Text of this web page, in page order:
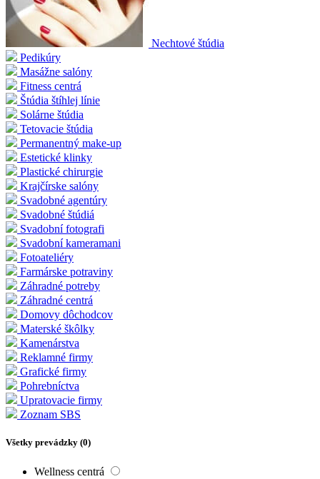
Nechtové štúdia
Pedikúry
Masážne salóny
Fitness centrá
Štúdia štíhlej línie
Solárne štúdia
Tetovacie štúdia
Permanentný make-up
Estetické klinky
Plastické chirurgie
Krajčírske salóny
Svadobné agentúry
Svadobné štúdiá
Svadobní fotografi
Svadobní kameramani
Fotoateliéry
Farmárske potraviny
Záhradné potreby
Záhradné centrá
Domovy dôchodcov
Materské škôlky
Kamenárstva
Reklamné firmy
Grafické firmy
Pohrebníctva
Upratovacie firmy
Zoznam SBS
Všetky prevádzky (0)
Wellness centrá